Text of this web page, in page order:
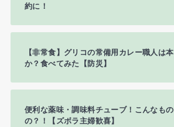
約に！
【非常食】グリコの常備用カレー職人は
か？食べてみた【防災】
便利な薬味・調味料チューブ！こんなも
の？！【ズボラ主婦歓喜】